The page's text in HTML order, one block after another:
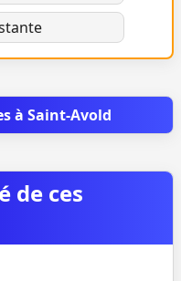
à Saint-Avold
de ces